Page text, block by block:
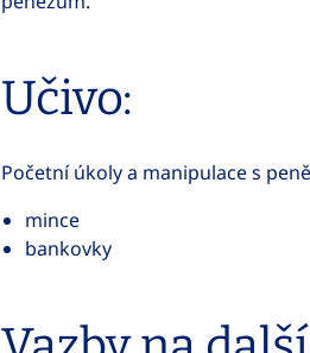
Učivo:
Početní úkoly a manipulace s
mince
bankovky